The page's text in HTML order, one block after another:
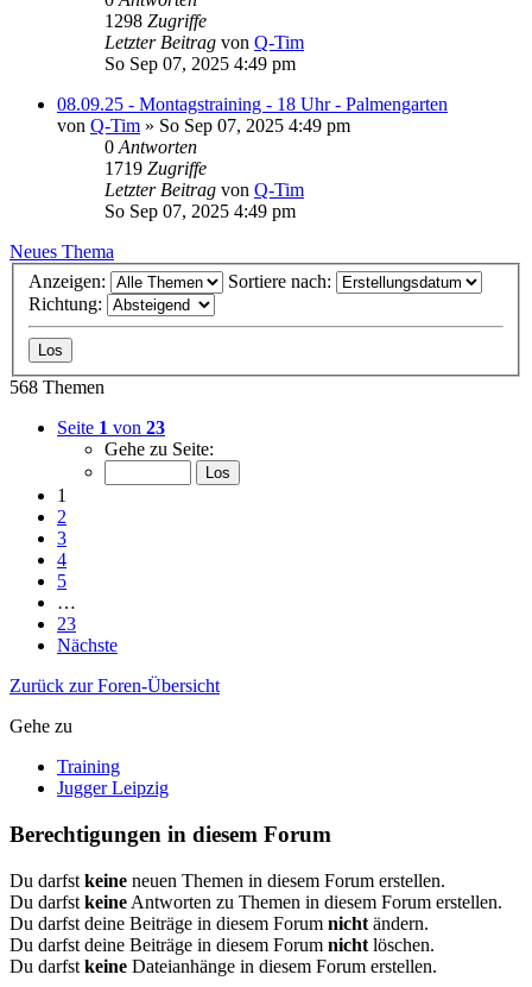
1298 Zugriffe
Letzter Beitrag von Q-Tim
So Sep 07, 2025 4:49 pm
08.09.25 - Montagstraining - 18 Uhr - Palmengarten
von Q-Tim » So Sep 07, 2025 4:49 pm
0 Antworten
1719 Zugriffe
Letzter Beitrag von Q-Tim
So Sep 07, 2025 4:49 pm
Neues Thema
Anzeigen:
Sortiere nach:
Richtung:
568 Themen
Seite 1 von 23
Gehe zu Seite:
1
2
3
4
5
…
23
Nächste
Zurück zur Foren-Übersicht
Gehe zu
Training
Jugger Leipzig
Berechtigungen in diesem Forum
Du darfst keine neuen Themen in diesem Forum erstellen.
Du darfst keine Antworten zu Themen in diesem Forum erstellen.
Du darfst deine Beiträge in diesem Forum nicht ändern.
Du darfst deine Beiträge in diesem Forum nicht löschen.
Du darfst keine Dateianhänge in diesem Forum erstellen.